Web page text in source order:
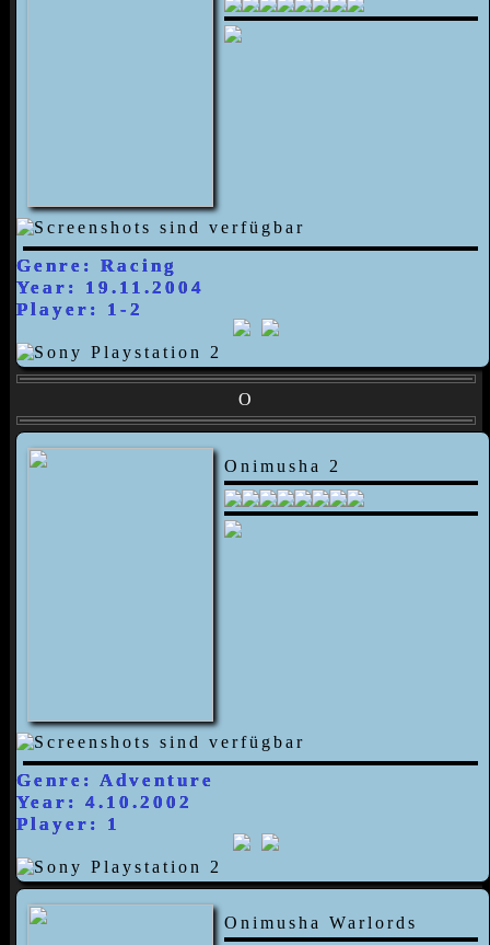
Genre: Racing
Year: 19.11.2004
Player: 1-2
O
Onimusha 2
Genre: Adventure
Year: 4.10.2002
Player: 1
Onimusha Warlords